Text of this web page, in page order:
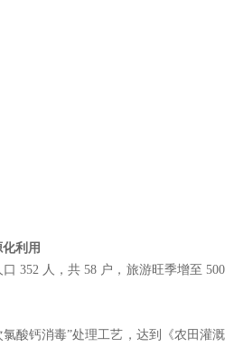
利用
352 人，共 58 户，旅游旺季增至 500
酸钙消毒”处理工艺，达到《农田灌溉